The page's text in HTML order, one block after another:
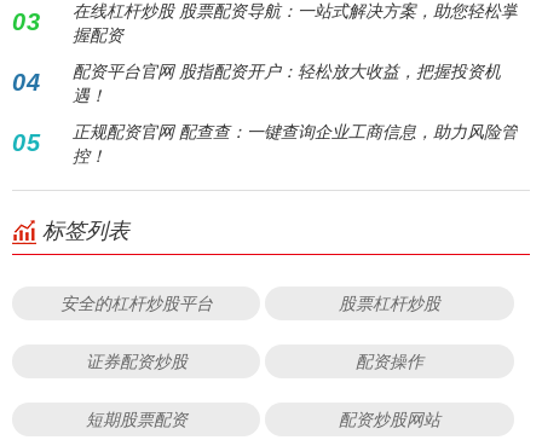
03
在线杠杆炒股 股票配资导航：一站式解决方案，助您轻松掌
握配资
04
配资平台官网 股指配资开户：轻松放大收益，把握投资机
遇！
05
正规配资官网 配查查：一键查询企业工商信息，助力风险管
控！
标签列表
安全的杠杆炒股平台 股票杠杆炒股
证券配资炒股 配资操作
短期股票配资 配资炒股网站